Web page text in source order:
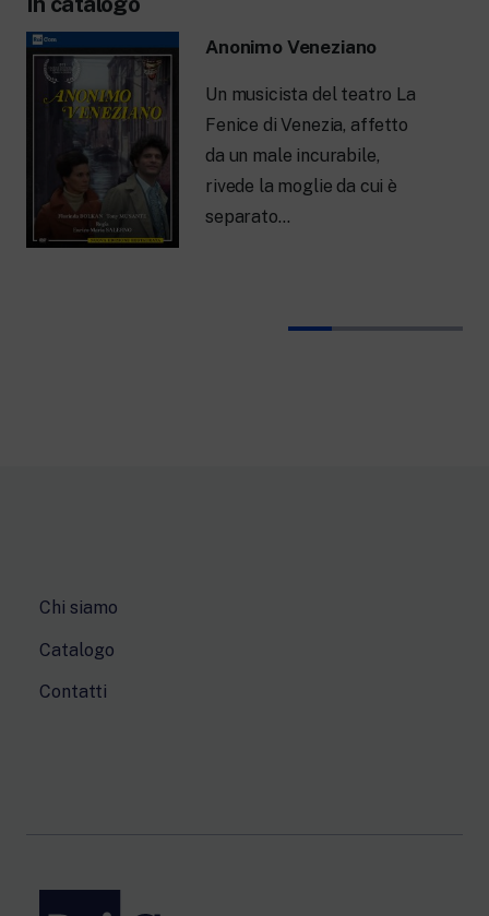
Anonimo Veneziano
Un musicista del teatro La
Fenice di Venezia, affetto
da un male incurabile,
rivede la moglie da cui è
separato…
Chi siamo
Catalogo
Contatti